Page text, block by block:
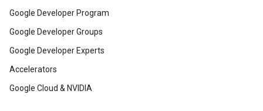
Google Developer Program
Google Developer Groups
Google Developer Experts
Accelerators
Google Cloud & NVIDIA